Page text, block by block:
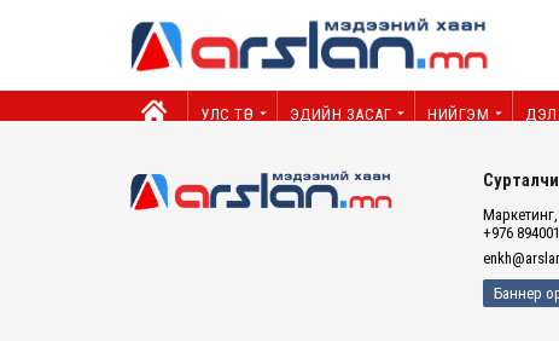
УЛС ТӨР ЭДИЙН ЗАСАГ НИЙГЭМ
+976
Баннер